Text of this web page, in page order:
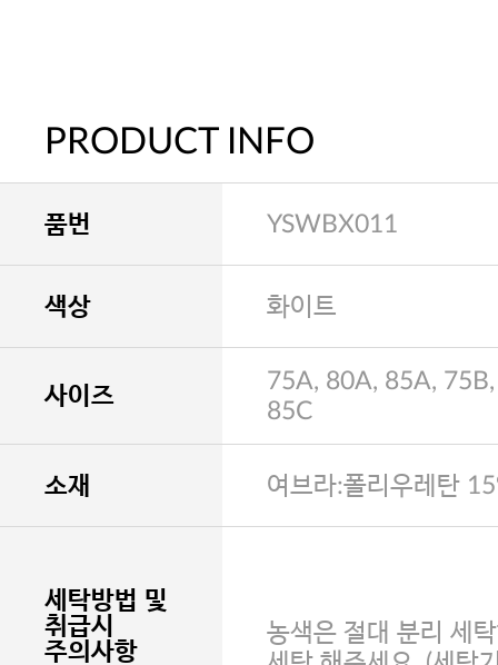
PRODUCT INFO
품번 YSWBX011
색상 화이트
사이즈
75A, 80A, 85A,
85C
소재 여브라:폴리우레탄
세탁방법 및
취급시
주의사항
농색은 절대 분리 세